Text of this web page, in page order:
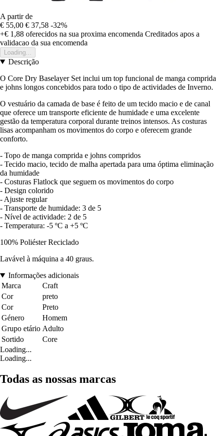
A partir de
€ 55,00 € 37,58 -32%
+€ 1,88 oferecidos na sua proxima encomenda Creditados apos a
validacao da sua encomenda
Loading...
Descrição
O Core Dry Baselayer Set inclui um top funcional de manga comprida
e johns longos concebidos para todo o tipo de actividades de Inverno.
O vestuário da camada de base é feito de um tecido macio e de canal
que oferece um transporte eficiente de humidade e uma excelente
gestão da temperatura corporal durante treinos intensos. As costuras
lisas acompanham os movimentos do corpo e oferecem grande
conforto.
- Topo de manga comprida e johns compridos
- Tecido macio, tecido de malha apertada para uma óptima eliminação
da humidade
- Costuras Flatlock que seguem os movimentos do corpo
- Design colorido
- Ajuste regular
- Transporte de humidade: 3 de 5
- Nível de actividade: 2 de 5
- Temperatura: -5 ºC a +5 ºC
100% Poliéster Reciclado
Lavável à máquina a 40 graus.
Informações adicionais
Marca
Craft
Cor
preto
Cor
Preto
Género
Homem
Grupo etário Adulto
Sortido
Core
Loading...
Loading...
Todas as nossas marcas